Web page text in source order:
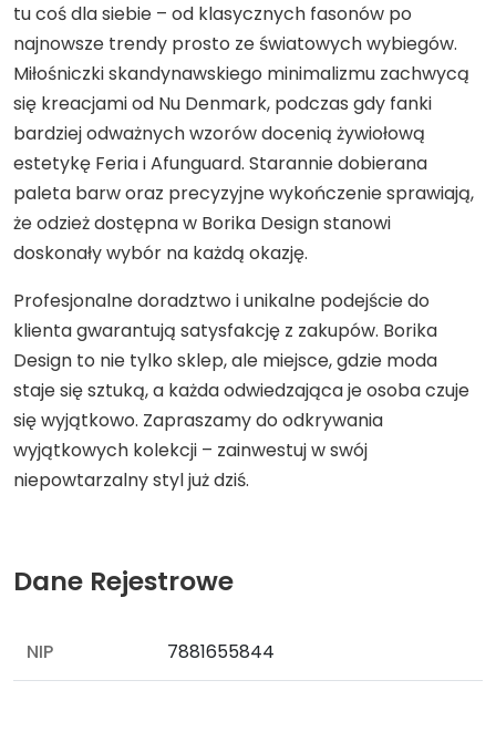
tu coś dla siebie – od klasycznych fasonów po
najnowsze trendy prosto ze światowych wybiegów.
Miłośniczki skandynawskiego minimalizmu zachwycą
się kreacjami od Nu Denmark, podczas gdy fanki
bardziej odważnych wzorów docenią żywiołową
estetykę Feria i Afunguard. Starannie dobierana
paleta barw oraz precyzyjne wykończenie sprawiają,
że odzież dostępna w Borika Design stanowi
doskonały wybór na każdą okazję.
Profesjonalne doradztwo i unikalne podejście do
klienta gwarantują satysfakcję z zakupów. Borika
Design to nie tylko sklep, ale miejsce, gdzie moda
staje się sztuką, a każda odwiedzająca je osoba czuje
się wyjątkowo. Zapraszamy do odkrywania
wyjątkowych kolekcji – zainwestuj w swój
niepowtarzalny styl już dziś.
Dane Rejestrowe
NIP 7881655844